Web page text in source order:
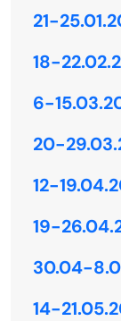
21-
18-
6-
20-
12-
19-
30.04-
14-